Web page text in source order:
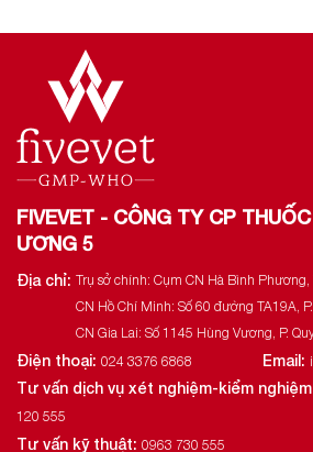
giống vật nuôi ngày 24 tháng 3 năm
nghị của Bộ trưởng Bộ Nông nghiệp
nông thôn; Chính phủ ban hành Nghị
FIVEVET - CÔNG TY CP
ƯƠNG 5
Địa chỉ: Trụ sở chính: Cụm CN Hà Bình
CN Hồ Chí Minh: Số 60 đường TA19A, P.
CN Gia Lai: Số 1145 Hùng Vương, P.
Điện thoại: 024 3376 6868 Email:
Tư vấn dịch vụ xét nghiệm-kiểm
120 555
Tư vấn kỹ thuật: 0963 730 555